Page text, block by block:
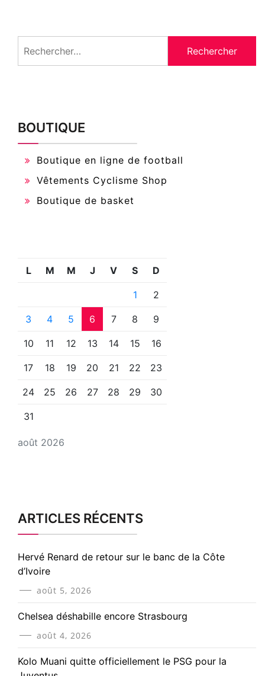
BOUTIQUE
Boutique en ligne de football
Vêtements Cyclisme Shop
Boutique de basket
août 2026
L M M J V S D
1 2
3 4 5 6 7 8 9
10 11 12 13 14 15 16
17 18 19 20 21 22 23
24 25 26 27 28 29 30
31
ARTICLES RÉCENTS
Hervé Renard de retour sur le banc de la Côte
d’Ivoire
août 5, 2026
Chelsea déshabille encore Strasbourg
août 4, 2026
Kolo Muani quitte officiellement le PSG pour la